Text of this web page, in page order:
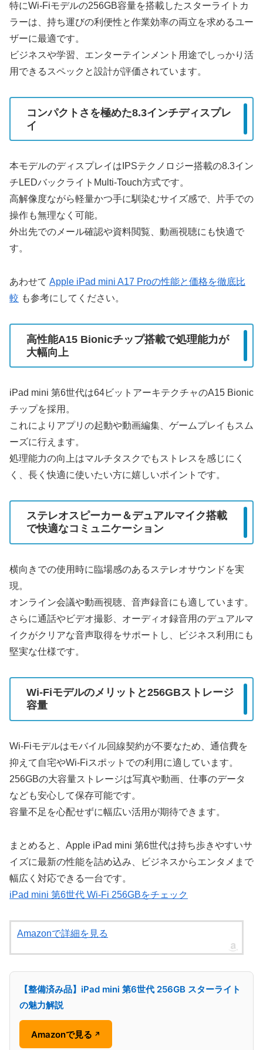
特にWi-Fiモデルの256GB容量を搭載したスターライトカ
ラーは、持ち運びの利便性と作業効率の両立を求めるユー
ザーに最適です。
ビジネスや学習、エンターテインメント用途でしっかり活
用できるスペックと設計が評価されています。
コンパクトさを極めた8.3インチディスプレ
イ
本モデルのディスプレイはIPSテクノロジー搭載の8.3イン
チLEDバックライトMulti-Touch方式です。
高解像度ながら軽量かつ手に馴染むサイズ感で、片手での
操作も無理なく可能。
外出先でのメール確認や資料閲覧、動画視聴にも快適で
す。
あわせて Apple iPad mini A17 Proの性能と価格を徹底比
較 も参考にしてください。
高性能A15 Bionicチップ搭載で処理能力が
大幅向上
iPad mini 第6世代は64ビットアーキテクチャのA15 Bionic
チップを採用。
これによりアプリの起動や動画編集、ゲームプレイもスム
ーズに行えます。
処理能力の向上はマルチタスクでもストレスを感じにく
く、長く快適に使いたい方に嬉しいポイントです。
ステレオスピーカー＆デュアルマイク搭載
で快適なコミュニケーション
横向きでの使用時に臨場感のあるステレオサウンドを実
現。
オンライン会議や動画視聴、音声録音にも適しています。
さらに通話やビデオ撮影、オーディオ録音用のデュアルマ
イクがクリアな音声取得をサポートし、ビジネス利用にも
堅実な仕様です。
Wi-Fiモデルのメリットと256GBストレージ
容量
Wi-Fiモデルはモバイル回線契約が不要なため、通信費を
抑えて自宅やWi-Fiスポットでの利用に適しています。
256GBの大容量ストレージは写真や動画、仕事のデータ
なども安心して保存可能です。
容量不足を心配せずに幅広い活用が期待できます。
まとめると、Apple iPad mini 第6世代は持ち歩きやすいサ
イズに最新の性能を詰め込み、ビジネスからエンタメまで
幅広く対応できる一台です。
iPad mini 第6世代 Wi-Fi 256GBをチェック
Amazonで詳細を見る
【整備済み品】iPad mini 第6世代 256GB スターライト
の魅力解説
Amazonで見る ↗